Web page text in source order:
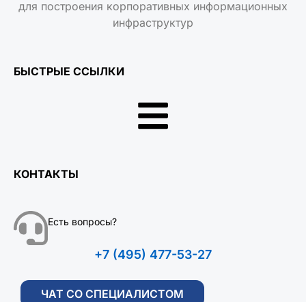
для построения корпоративных информационных
инфраструктур
БЫСТРЫЕ ССЫЛКИ
КОНТАКТЫ
Есть вопросы?
+7 (495) 477-53-27
ЧАТ СО СПЕЦИАЛИСТОМ